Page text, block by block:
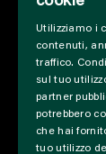
CHI SIAMO
PARTNER
CUT /
Utilizziamo i
contenuti,
traffico.
sul tuo
partner
potrebbero
che hai
tuo utilizzo